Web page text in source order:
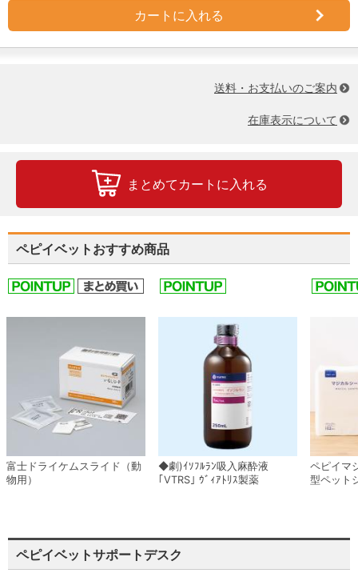
カートに入れる
送料・お支払いのご案内
在庫表示について
まとめてカートに入れる
ペピイベットおすすめ商品
富士ドライケムスライド（動
物用）
◆劇)ｲｿﾌﾙﾗﾝ吸入麻酔液
｢VTRS｣ ｳﾞｨｱﾄﾘｽ製薬
ペピイマ
型ペット
ペピイベットサポートデスク